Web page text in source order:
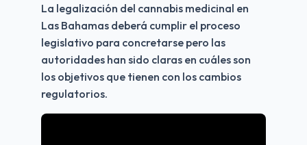
La legalización del cannabis medicinal en
Las Bahamas deberá cumplir el proceso
legislativo para concretarse pero las
autoridades han sido claras en cuáles son
los objetivos que tienen con los cambios
regulatorios.